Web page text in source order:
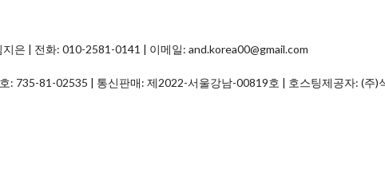
은 | 전화: 010-2581-0141 | 이메일: and.korea00@gmail.com
: 735-81-02535 | 통신판매: 제2022-서울강남-00819호 | 호스팅제공자: (주)